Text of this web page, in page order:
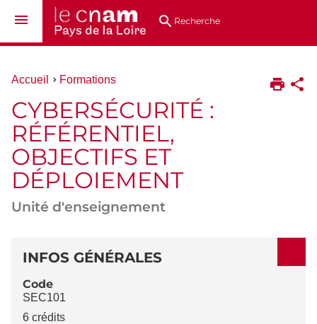
au
directsRecherche
Vous
ici :
Accueil Formations
CYBERSÉCURITÉ :
RÉFÉRENTIEL,
OBJECTIFS ET
DÉPLOIEMENT
Unité d'enseignement
DÉTAILS
INFOS GÉNÉRALES
Code
SEC101
6 crédits